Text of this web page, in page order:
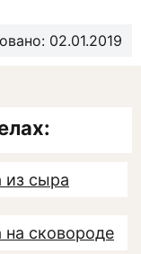
02.01.2019
сыра
сковороде